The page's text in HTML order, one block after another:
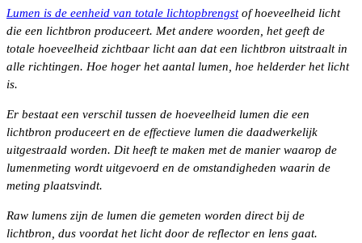
Lumen is de eenheid van totale lichtopbrengstof hoeveelheid licht
die een lichtbron produceert. Met andere woorden, het geeft de
totale hoeveelheid zichtbaar licht aan dat een lichtbron uitstraalt in
alle richtingen. Hoe hoger het aantal lumen, hoe helderder het licht
is.
Er bestaat een verschil tussen de hoeveelheid lumen die een
lichtbron produceert en de effectieve lumen die daadwerkelijk
uitgestraald worden. Dit heeft te maken met de manier waarop de
lumenmeting wordt uitgevoerd en de omstandigheden waarin de
meting plaatsvindt.
Raw lumens zijn de lumen die gemeten worden direct bij de
lichtbron, dus voordat het licht door de reflector en lens gaat.